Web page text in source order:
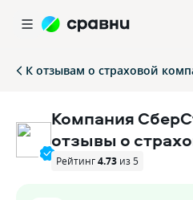
К отзывам о страховой
Компания
отзывы о
Рейтинг4.73 из 5